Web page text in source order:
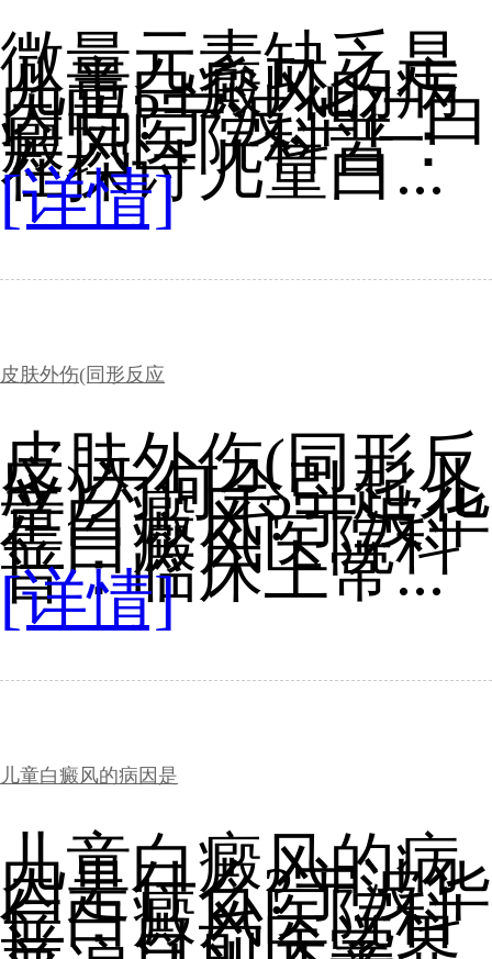
微量元素缺乏是
儿童白癜风的病
因吗?宁波华仁白
癜风医院科普：
在探讨儿童白...
[详情]
皮肤外伤(同形反应
皮肤外伤(同形反
应)为何会引起儿
童白癜风?宁波华
仁白癜风医院科
普：临床上常...
[详情]
儿童白癜风的病因是
儿童白癜风的病
因是什么?宁波华
仁白癜风医院科